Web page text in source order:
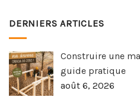
DERNIERS ARTICLES
Construire une
guide pratique
août 6, 2026